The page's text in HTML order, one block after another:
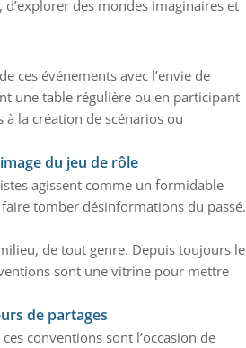
des mondes imaginaires et
ces événements avec l’envie de
une table régulière ou en participant
à la création de scénarios ou
du jeu de rôle
agissent comme un formidable
tomber désinformations du passé.
de tout genre. Depuis toujours le
sont une vitrine pour mettre
de partages
conventions sont l’occasion de